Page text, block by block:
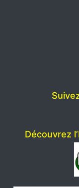
Découvrez